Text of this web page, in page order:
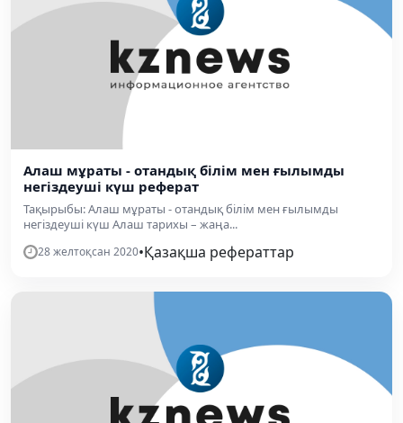
Алаш мұраты - отандық білім мен ғылымды
негіздеуші күш реферат
Тақырыбы: Алаш мұраты - отандық білім мен ғылымды
негіздеуші күш Алаш тарихы – жаңа...
28 желтоқсан 2020•Қазақша рефераттар